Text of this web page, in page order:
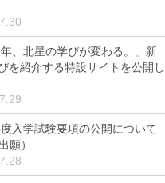
年、北星の学びが変わる。」新
を紹介する特設サイトを公開し
入学試験要項の公開について
願）